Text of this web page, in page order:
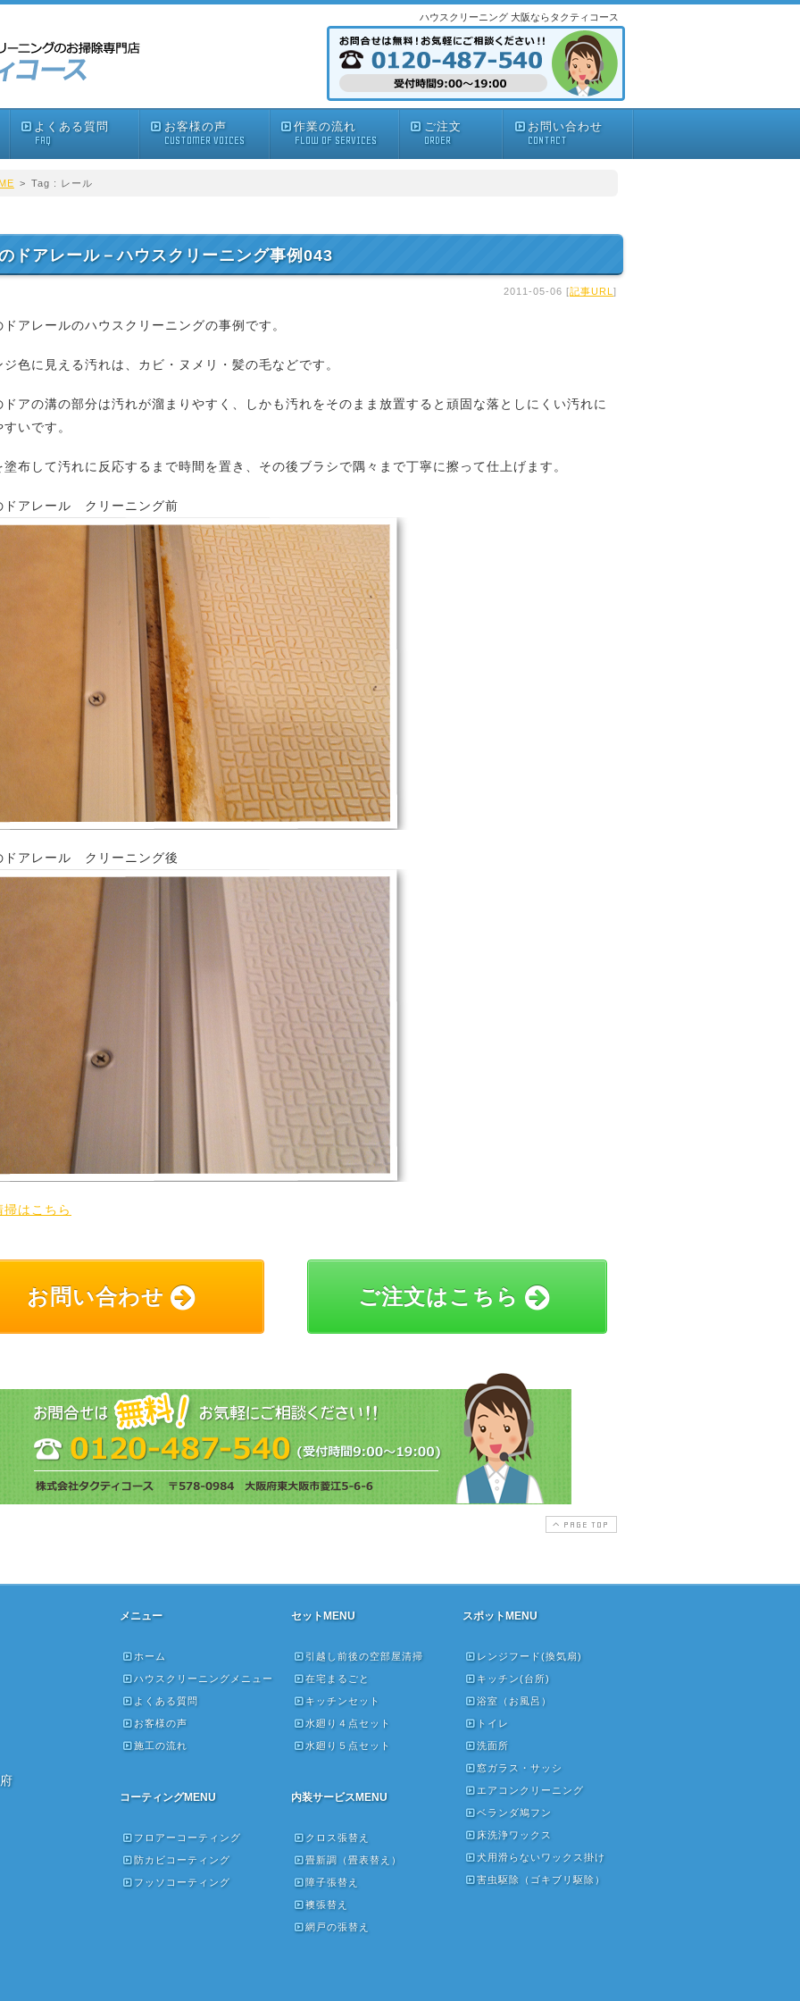
ハウスクリーニング 大阪ならタクティコース
よくある質問
FAQ
お客様の声
CUSTOMER VOICES
作業の流れ
FLOW OF SERVICES
ご注文
ORDER
お問い合わせ
CONTACT
> Tag : レール
ドアレール－ハウスクリーニング事例043
2011-05-06 [記事URL ]
ドアレールのハウスクリーニングの事例です。
ジ色に見える汚れは、カビ・ヌメリ・髪の毛などです。
ドアの溝の部分は汚れが溜まりやすく、しかも汚れをそのまま放置すると頑固な落としにくい汚れに
いです。
塗布して汚れに反応するまで時間を置き、その後ブラシで隅々まで丁寧に擦って仕上げます。
ドアレール クリーニング前
ドアレール クリーニング後
掃はこちら
お問い合わせ ご注文はこちら
PAGE TOP
メニュー
ホーム
ハウスクリーニングメニュー
よくある質問
お客様の声
施工の流れ
セットMENU
引越し前後の空部屋清掃
在宅まるごと
キッチンセット
水廻り４点セット
水廻り５点セット
スポットMENU
レンジフード(換気扇)
キッチン(台所)
浴室（お風呂）
トイレ
洗面所
窓ガラス・サッシ
エアコンクリーニング
ベランダ鳩フン
床洗浄ワックス
犬用滑らないワックス掛け
害虫駆除（ゴキブリ駆除）
コーティングMENU
フロアーコーティング
防カビコーティング
フッソコーティング
内装サービスMENU
クロス張替え
畳新調（畳表替え）
障子張替え
襖張替え
網戸の張替え